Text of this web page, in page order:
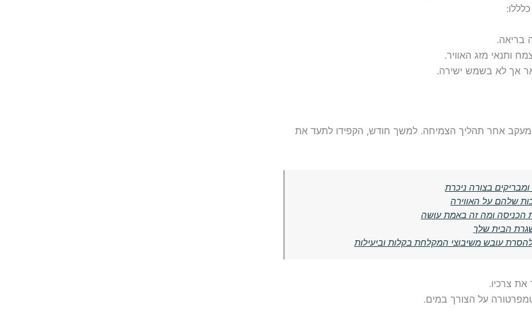
בריאה.
ותנאי מזג האוויר.
אך לא בשמש ישירה.
אחר תהליך הצמיחה. למשך חודש, הקפידו לתעד את
בצורה ניכרת
שלהם על האווירה
הכניסה ומה זה באמת עושה
הבית שלך
עובש משיבוצי המקלחת בקלות וביעילות
את צרכיו.
על הצורך במים.